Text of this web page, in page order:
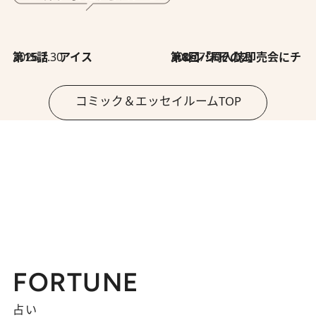
2026.7.30
第15話 アイス 2026.7.30
第8回「同人誌即売会にチャレンジ その2」
コミック＆エッセイルームTOP
FORTUNE
占い